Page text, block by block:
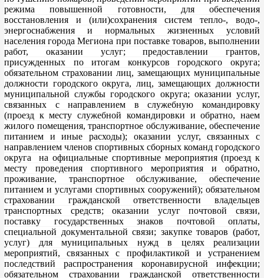
режима повышенной готовности, для обеспечения
восстановления и (или)сохранения систем тепло-, водо-,
энергоснабжения и нормальных жизненных условий
населения городаМегиона при поставке товаров, выполнении
работ, оказании услуг; предоставлении грантов,
присужденных по итогам конкурсовгородского округа;
обязательном страховании лиц, замещающих муниципальные
должности городского округа, лиц, замещающих должности
муниципальной службы городского округа; оказании услуг,
связанных с направлением в служебную командировку
(проезд к месту служебной командировки и обратно, наем
жилого помещения, транспортное обслуживание, обеспечение
питанием и иные расходы); оказании услуг, связанных с
направлением членов спортивных сборных команд городского
округа на официальные спортивные мероприятия (проезд к
месту проведения спортивного мероприятия и обратно,
проживание, транспортное обслуживание, обеспечение
питанием и услугами спортивных сооружений); обязательном
страховании гражданской ответственности владельцев
транспортных средств; оказании услуг почтовой связи,
поставку государственных знаков почтовой оплаты,
специальной документальной связи; закупке товаров (работ,
услуг) для муниципальных нужд в целях реализации
мероприятий, связанных с профилактикой и устранением
последствий распространения коронавирусной инфекции;
обязательном страховании гражданской ответственности